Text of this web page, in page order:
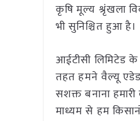
कृषि मूल्य श्रृंखला
भी सुनिश्चित हुआ है।
आईटीसी लिमिटेड
तहत हमने वैल्यू एडेड
सशक्त बनाना
माध्यम से हम